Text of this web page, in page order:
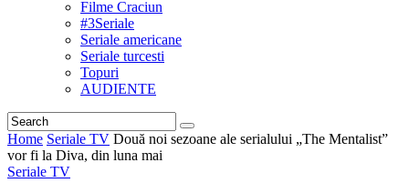
Filme Craciun
#3Seriale
Seriale americane
Seriale turcesti
Topuri
AUDIENTE
Home Seriale TV Două noi sezoane ale serialului „The Mentalist”
vor fi la Diva, din luna mai
Seriale TV